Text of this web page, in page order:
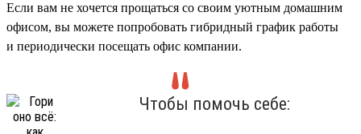
Если вам не хочется прощаться со своим уютным домашним
офисом, вы можете попробовать гибридный график работы
и периодически посещать офис компании.
Чтобы помочь себе: